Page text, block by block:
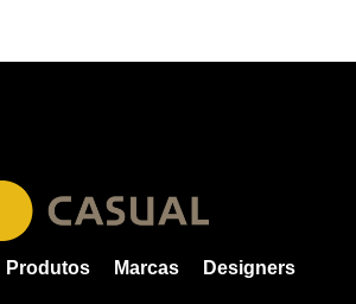
Produtos Marcas Designers